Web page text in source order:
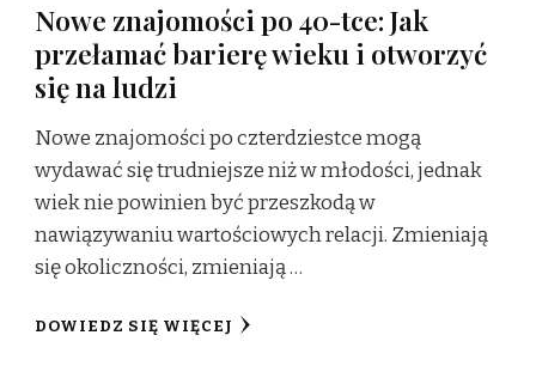
Nowe znajomości po 40-tce: Jak
przełamać barierę wieku i otworzyć
się na ludzi
Nowe znajomości po czterdziestce mogą
wydawać się trudniejsze niż w młodości, jednak
wiek nie powinien być przeszkodą w
nawiązywaniu wartościowych relacji. Zmieniają
się okoliczności, zmieniają …
DOWIEDZ SIĘ WIĘCEJ